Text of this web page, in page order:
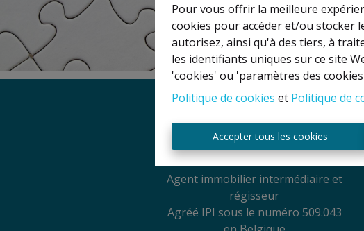
Pour vous offrir la meilleure
cookies pour accéder et/ou stocker
autorisez, ainsi qu'à des tiers, à
les identifiants uniques sur ce site
'cookies' ou 'paramètres des
Politique de cookies et Politique de
Accepter tous les cookies
Mentions légales
Titulaire IPI: David GUNEL
Agent immobilier intermédiaire et
régisseur
Agréé IPI sous le numéro 509.043